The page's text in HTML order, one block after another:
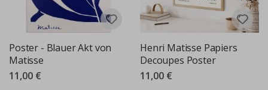
Kaufen Sie Henri Matisse-Poster, um das perfekte Kunstwerk zu
finden und Ihre Umgebung mit Kreativität und Eleganz aufzuwerten.
Poster - Blauer Akt von
Matisse
11,00 €
Henri Matisse Papiers
Decoupes Poster
11,00 €